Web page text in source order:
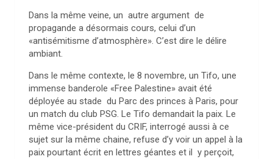
Dans la même veine, un autre argument de
propagande a désormais cours, celui d’un
«antisémitisme d’atmosphère». C’est dire le délire
ambiant.
Dans le même contexte, le 8 novembre, un Tifo, une
immense banderole «Free Palestine» avait été
déployée au stade du Parc des princes à Paris, pour
un match du club PSG. Le Tifo demandait la paix. Le
même vice-président du CRIF, interrogé aussi à ce
sujet sur la même chaine, refuse d’y voir un appel à la
paix pourtant écrit en lettres géantes et il y perçoit,